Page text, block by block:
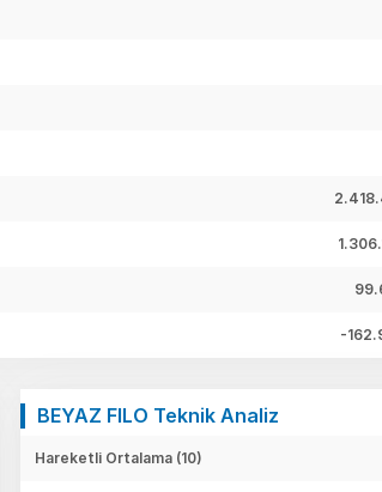
-
BEYAZ FILO Teknik Analiz
Hareketli Ortalama (10)